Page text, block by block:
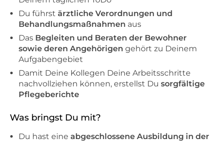
Du führst ärztliche Verordnungen und
Behandlungsmaßnahmen aus
Das Begleiten und Beraten der Bewohner
sowie deren Angehörigen gehört zu Deinem
Aufgabengebiet
Damit Deine Kollegen Deine Arbeitsschritte
nachvollziehen können, erstellst Du sorgfältige
Pflegeberichte
Was bringst Du mit?
Du hast eine abgeschlossene Ausbildung in der